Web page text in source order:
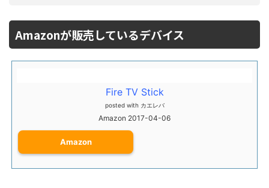
Amazonが販売しているデバイス
Fire TV Stick
posted with カエレバ
Amazon 2017-04-06
Amazon